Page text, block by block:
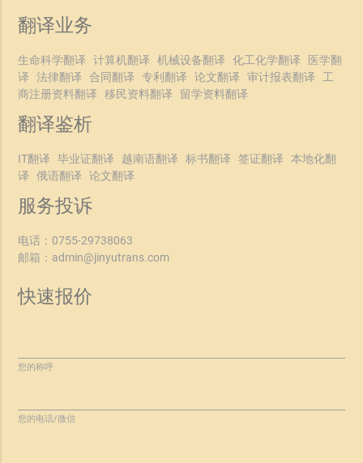
翻译业务
生命科学翻译 计算机翻译 机械设备翻译 化工化学翻译
医学翻
译
法律翻译 合同翻译 专利翻译 论文翻译 审计报表翻译
工
商注册资料翻译
移民资料翻译 留学资料翻译
翻译鉴析
IT翻译 毕业证翻译 越南语翻译 标书翻译 签证翻译
本地化翻
译
俄语翻译 论文翻译
服务投诉
电话： 0755-29738063
邮箱： admin@jinyutrans.com
快速报价
您的称呼
您的电话/微信